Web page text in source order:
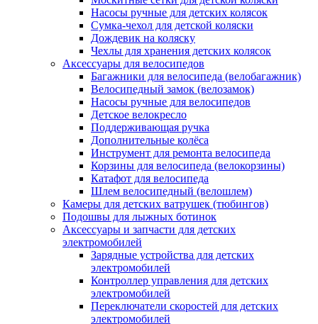
Насосы ручные для детских колясок
Сумка-чехол для детской коляски
Дождевик на коляску
Чехлы для хранения детских колясок
Аксессуары для велосипедов
Багажники для велосипеда (велобагажник)
Велосипедный замок (велозамок)
Насосы ручные для велосипедов
Детское велокресло
Поддерживающая ручка
Дополнительные колёса
Инструмент для ремонта велосипеда
Корзины для велосипеда (велокорзины)
Катафот для велосипеда
Шлем велосипедный (велошлем)
Камеры для детских ватрушек (тюбингов)
Подошвы для лыжных ботинок
Аксессуары и запчасти для детских
электромобилей
Зарядные устройства для детских
электромобилей
Контроллер управления для детских
электромобилей
Переключатели скоростей для детских
электромобилей